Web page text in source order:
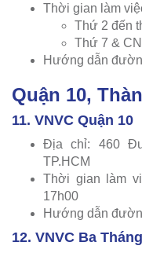
Thời gian làm
Thứ 2 đến
Thứ 7 &
Hướng dẫn
Quận 10,
11. VNVC Quận 10
Địa chỉ: 460
TP.HCM
Thời gian làm
17h00
Hướng dẫn
12. VNVC Ba